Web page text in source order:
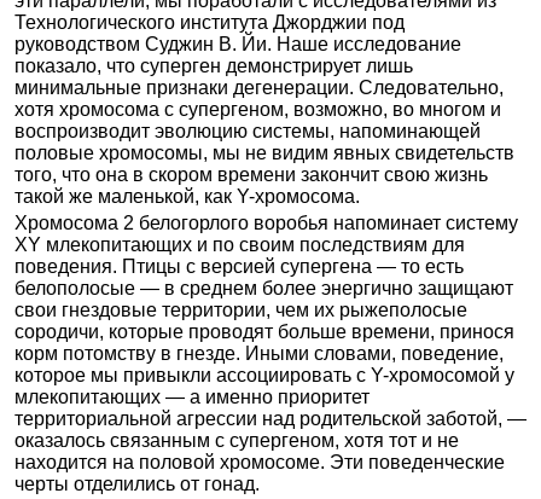
Технологического института Джорджии под
руководством Суджин В. Йи. Наше исследование
показало, что суперген демонстрирует лишь
минимальные признаки дегенерации. Следовательно,
хотя хромосома с супергеном, возможно, во многом и
воспроизводит эволюцию системы, напоминающей
половые хромосомы, мы не видим явных свидетельств
того, что она в скором времени закончит свою жизнь
такой же маленькой, как Y-хромосома.
Хромосома 2 белогорлого воробья напоминает систему
XY млекопитающих и по своим последствиям для
поведения. Птицы с версией супергена — то есть
белополосые — в среднем более энергично защищают
свои гнездовые территории, чем их рыжеполосые
сородичи, которые проводят больше времени, принося
корм потомству в гнезде. Иными словами, поведение,
которое мы привыкли ассоциировать с Y-хромосомой у
млекопитающих — а именно приоритет
территориальной агрессии над родительской заботой, —
оказалось связанным с супергеном, хотя тот и не
находится на половой хромосоме. Эти поведенческие
черты отделились от гонад.